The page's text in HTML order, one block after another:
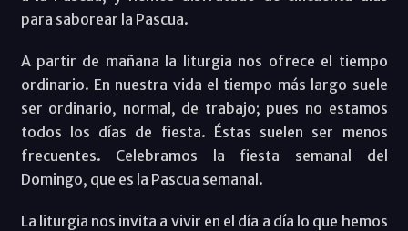
para saborear la Pascua.
A partir de mañana la liturgia nos ofrece el tiempo
ordinario. En nuestra vida el tiempo más largo suele
ser ordinario, normal, de trabajo; pues no estamos
todos los días de fiesta. Éstas suelen ser menos
frecuentes. Celebramos la fiesta semanal del
Domingo, que es la Pascua semanal.
La liturgia nos invita a vivir en el día a día lo que hemos